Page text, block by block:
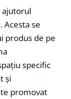
ajutorul
se
produs de pe
specific
și
promovat